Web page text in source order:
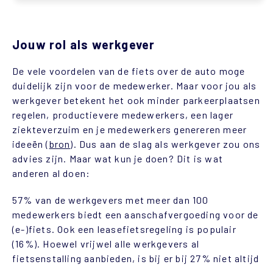
Jouw rol als werkgever
De vele voordelen van de fiets over de auto moge
duidelijk zijn voor de medewerker. Maar voor jou als
werkgever betekent het ook minder parkeerplaatsen
regelen, productievere medewerkers, een lager
ziekteverzuim en je medewerkers genereren meer
ideeën (bron). Dus aan de slag als werkgever zou ons
advies zijn. Maar wat kun je doen? Dit is wat
anderen al doen:
57% van de werkgevers met meer dan 100
medewerkers biedt een aanschafvergoeding voor de
(e-)fiets. Ook een leasefietsregeling is populair
(16%). Hoewel vrijwel alle werkgevers al
fietsenstalling aanbieden, is bij er bij 27% niet altijd